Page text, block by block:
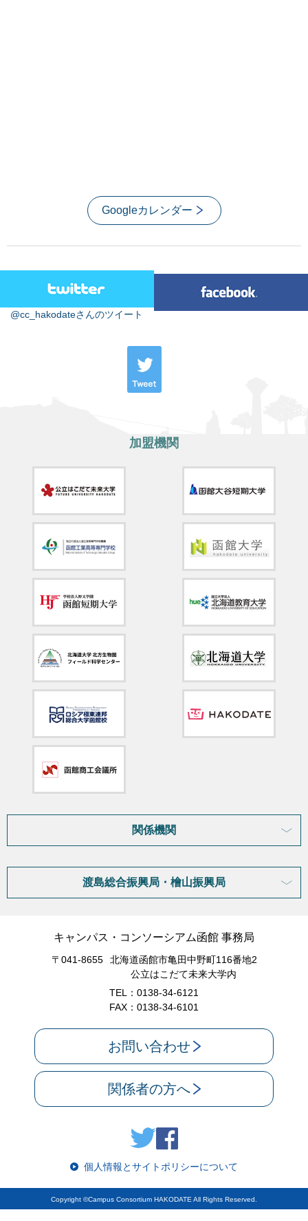
Googleカレンダー
@cc_hakodateさんのツイート
加盟機関
関係機関
渡島総合振興局・檜山振興局
キャンパス・コンソーシアム函館 事務局
〒041-8655
北海道函館市亀田中野町116番地2
公立はこだて未来大学内
TEL：0138-34-6121
FAX：0138-34-6101
お問い合わせ
関係者の方へ
個人情報とサイトポリシーについて
Copyright ©Campus Consortium HAKODATE All Rights Reserved.